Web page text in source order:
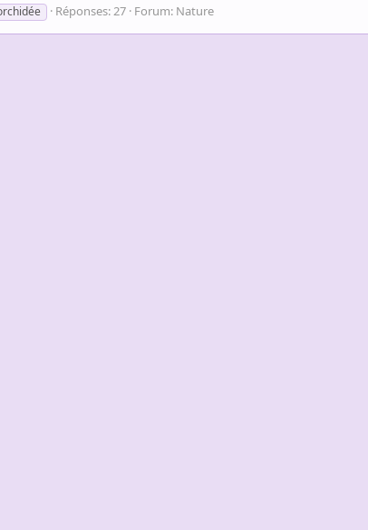
Réponses: 27 Forum: Nature